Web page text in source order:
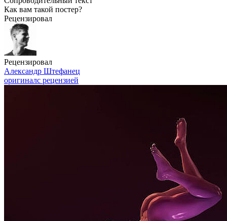
Как вам такой постер?
Рецензировал
Рецензировал
Александр Штефанец
оригиналс рецензией